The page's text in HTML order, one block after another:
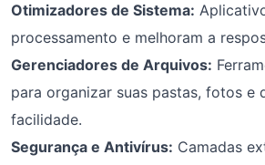
Otimizadores de Sistema:
processamento e melhoram a
Gerenciadores de Arquivos:
para organizar suas pastas, fotos e
facilidade.
Segurança e Antivírus: Camadas